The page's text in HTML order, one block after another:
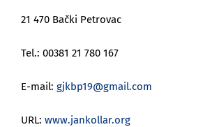
21 470 Bački Petrovac
Tel.: 00381 21 780 167
E-mail: gjkbp19@gmail.com
URL: www.jankollar.org